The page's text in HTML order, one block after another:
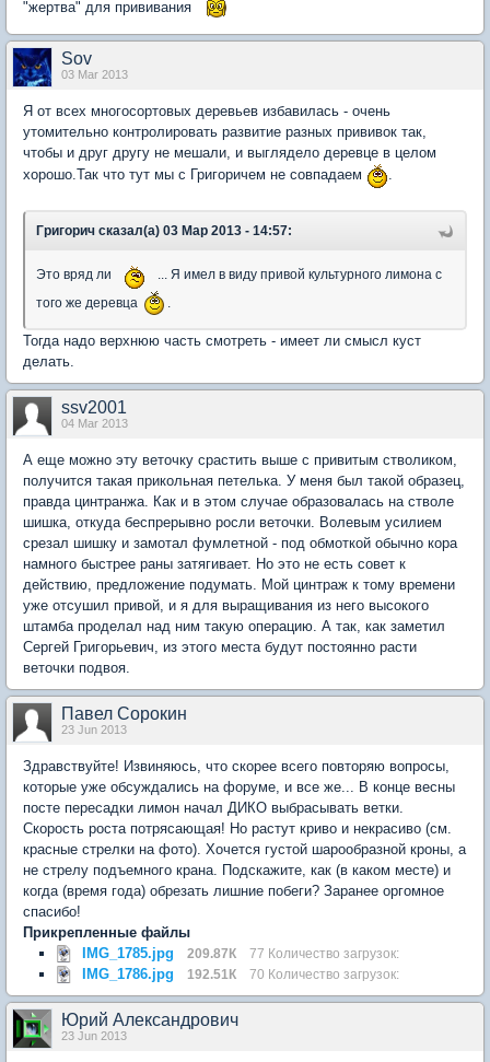
"жертва" для прививания
Sov
03 Mar 2013
Я от всех многосортовых деревьев избавилась - очень
утомительно контролировать развитие разных прививок так,
чтобы и друг другу не мешали, и выглядело деревце в целом
хорошо.Так что тут мы с Григоричем не совпадаем
.
Григорич сказал(а) 03 Мар 2013 - 14:57:
Это вряд ли
... Я имел в виду привой культурного лимона с
того же деревца
Тогда надо верхнюю часть смотреть - имеет ли смысл куст
делать.
ssv2001
04 Mar 2013
А еще можно эту веточку срастить выше с привитым стволиком,
получится такая прикольная петелька. У меня был такой образец,
правда цинтранжа. Как и в этом случае образовалась на стволе
шишка, откуда беспрерывно росли веточки. Волевым усилием
срезал шишку и замотал фумлетной - под обмоткой обычно кора
намного быстрее раны затягивает. Но это не есть совет к
действию, предложение подумать. Мой цинтраж к тому времени
уже отсушил привой, и я для выращивания из него высокого
штамба проделал над ним такую операцию. А так, как заметил
Сергей Григорьевич, из этого места будут постоянно расти
веточки подвоя.
Павел Сорокин
23 Jun 2013
Здравствуйте! Извиняюсь, что скорее всего повторяю вопросы,
которые уже обсуждались на форуме, и все же... В конце весны
посте пересадки лимон начал ДИКО выбрасывать ветки.
Скорость роста потрясающая! Но растут криво и некрасиво (см.
красные стрелки на фото). Хочется густой шарообразной кроны, а
не стрелу подъемного крана. Подскажите, как (в каком месте) и
когда (время года) обрезать лишние побеги? Заранее оргомное
спасибо!
Прикрепленные файлы
IMG_1785.jpg
209.87К 77 Количество загрузок:
IMG_1786.jpg 192.51К 70 Количество загрузок:
Юрий Александрович
23 Jun 2013